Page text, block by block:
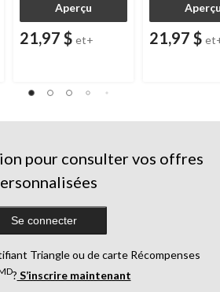
Aperçu
21,97 $ et+ 21,97 $
pour consulter vos offres
Se connecter
Triangle ou de carte Récompenses
? S’inscrire maintenant